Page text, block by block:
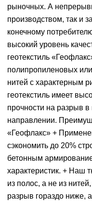
рыночных. А
производством, так и
конечному
высокий уровень
геотекстиль
полипропиленовых
нитей с характерным
геотекстиль имеет
прочности на разрыв
направлении.
«Геофлакс» +
сэкономить до 20%
бетонным
характеристик. + Наш
из полос, а не из
разрыв гораздо ниже,